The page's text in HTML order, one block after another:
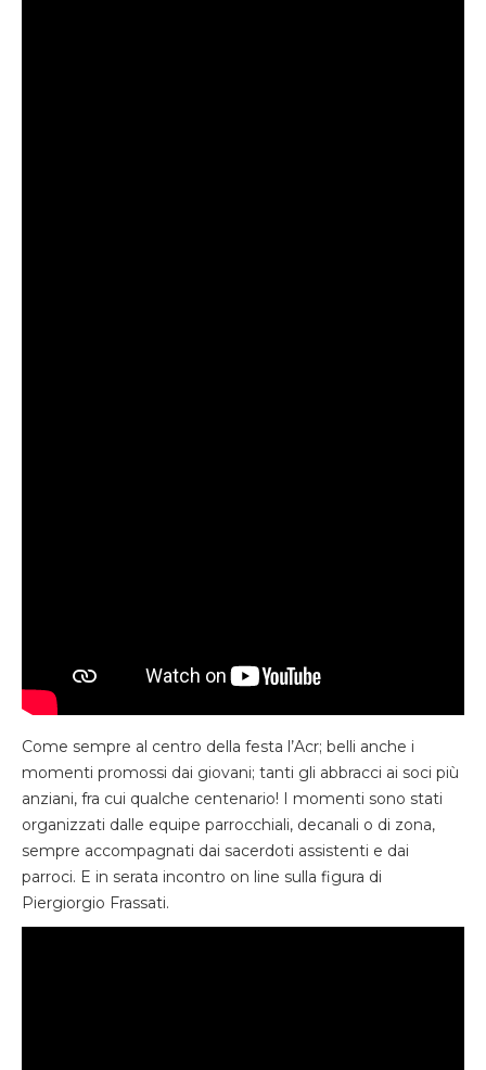
Come sempre al centro della festa l’Acr; belli anche i
momenti promossi dai giovani; tanti gli abbracci ai soci più
anziani, fra cui qualche centenario! I momenti sono stati
organizzati dalle equipe parrocchiali, decanali o di zona,
sempre accompagnati dai sacerdoti assistenti e dai
parroci. E in serata incontro on line sulla figura di
Piergiorgio Frassati.